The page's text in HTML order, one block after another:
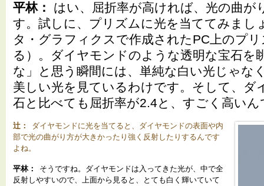
平林：
はい、屈折率が高ければ、光の曲が
す。試しに、プリズムに光を当ててみまし
タ・グラフィクスで作成されたPC上のプ
る）。ダイヤモンドのような透明な宝石を
な」と思う瞬間には、単純な白い光じゃな
美しい光を見ているわけです。そして、ダ
石と比べても屈折率が2.4と、すごく高いん
辻：
ダイヤモンドに光を当てると、ダイヤモンドの表面や内
部で光の曲がり方が大きかったり強く反射したりするんです
よね。
平林：
そうですね。ダイヤモンドは入ってきた光が、中で全
反射しやすいので、上面から見ると、とても白く輝いていて